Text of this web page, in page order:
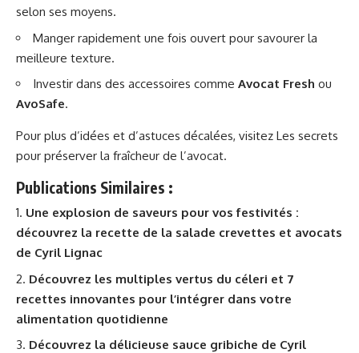
selon ses moyens.
Manger rapidement une fois ouvert pour savourer la
meilleure texture.
Investir dans des accessoires comme Avocat Fresh ou
AvoSafe.
Pour plus d’idées et d’astuces décalées, visitez Les secrets
pour préserver la fraîcheur de l’avocat.
Publications Similaires :
Une explosion de saveurs pour vos festivités :
découvrez la recette de la salade crevettes et avocats
de Cyril Lignac
Découvrez les multiples vertus du céleri et 7
recettes innovantes pour l’intégrer dans votre
alimentation quotidienne
Découvrez la délicieuse sauce gribiche de Cyril